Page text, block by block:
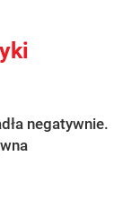
negatywnie.